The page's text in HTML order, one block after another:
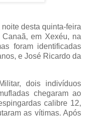
desta quinta-feira
em Xexéu, na
foram identificadas
e José Ricardo da
dois indivíduos
chegaram ao
calibre 12,
as vítimas. Após